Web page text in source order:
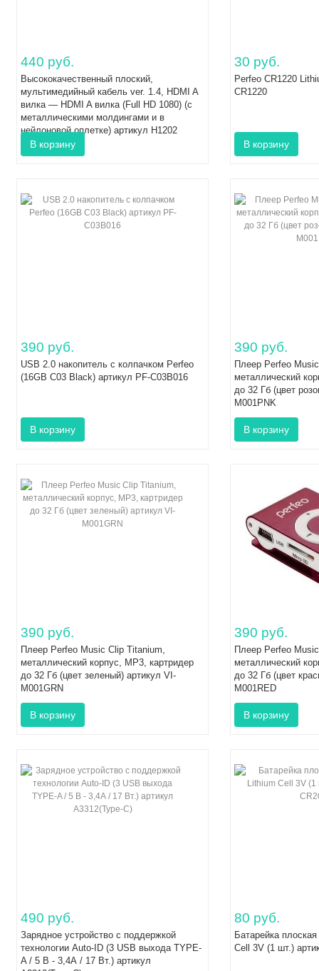
440 руб.
Высококачественный плоский,
мультимедийный кабель ver. 1.4, HDMI A
вилка — HDMI A вилка (Full HD 1080) (с
металлическими молдингами и в
нейлоновой оплетке) артикул H1202
30 руб.
Perfeo CR1220
CR1220
390 руб.
USB 2.0 накопитель с колпачком Perfeo
(16GB C03 Black) артикул PF-C03B016
390 руб.
Плеер Perfeo
металлический
до 32 Гб (цвет
M001PNK
390 руб.
Плеер Perfeo Music Clip Titanium,
металлический корпус, MP3, картридер
до 32 Гб (цвет зеленый) артикул VI-
M001GRN
390 руб.
Плеер Perfeo
металлический
до 32 Гб (цвет
M001RED
490 руб.
Зарядное устройство с поддержкой
технологии Auto-ID (3 USB выхода TYPE-
A / 5 В - 3,4А / 17 Вт.) артикул
80 руб.
Батарейка
Cell 3V (1 шт.)